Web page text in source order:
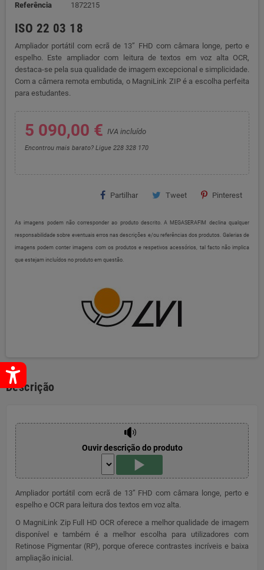
Referência
1872215
ISO 22 03 18
Ampliador portátil com ecrã de 13” FHD com câmara longe, perto e
espelho. Este ampliador com leitura de textos em voz alta OCR,
destaca-se pela sua qualidade de imagem excepcional e simplicidade.
Com a câmera remota embutida, o MagniLink ZIP é a escolha perfeita
para estudantes.
5 090,00 € IVA incluído
Encontrou mais barato? Ligue 228 328 170
Partilhar Tweet Pinterest
As imagens podem não corresponder ao produto descrito. A MEGASERAFIM declina qualquer
responsabilidade sobre eventuais erros nas descrições e/ou referências dos produtos. Galerias de
imagens podem conter imagens com os produtos e respetivos acessórios, tal facto não implica
que estejam incluídos no produto em questão.
Descrição
Ouvir descrição do produto
Ampliador portátil com ecrã de 13” FHD com câmara longe, perto e
espelho e OCR para leitura dos textos em voz alta.
O MagniLink Zip Full HD OCR oferece a melhor qualidade de imagem
disponível e também é a melhor escolha para utilizadores com
Retinose Pigmentar (RP), porque oferece contrastes incríveis e baixa
ampliação inicial.